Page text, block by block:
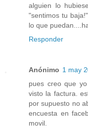
alguien lo
"sentimos tu
lo que
Responder
Anónimo 1 may
pues creo que
visto la factura.
por supuesto no
encuesta en
movil.